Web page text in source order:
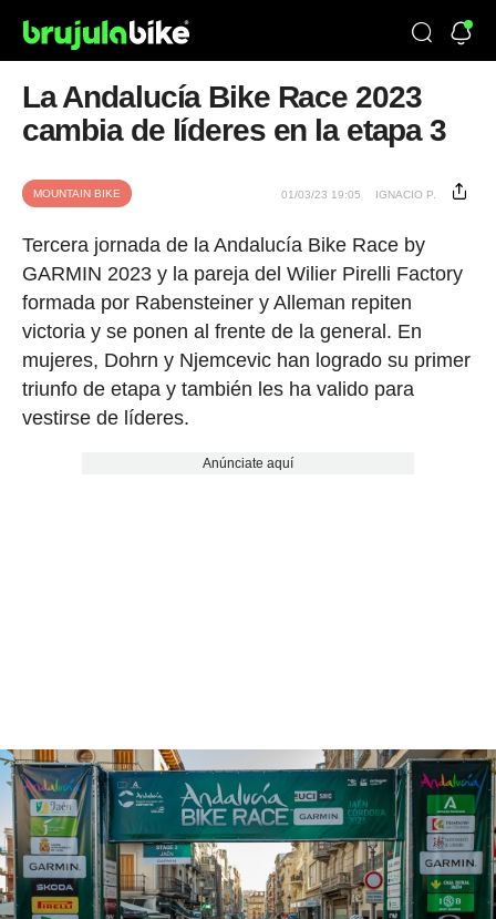
La Andalucía Bike Race 2023
cambia de líderes en la etapa 3
MOUNTAIN BIKE 01/03/23 19:05 IGNACIO P.
Tercera jornada de la Andalucía Bike Race by
GARMIN 2023 y la pareja del Wilier Pirelli Factory
formada por Rabensteiner y Alleman repiten
victoria y se ponen al frente de la general. En
mujeres, Dohrn y Njemcevic han logrado su primer
triunfo de etapa y también les ha valido para
vestirse de líderes.
Anúnciate aquí